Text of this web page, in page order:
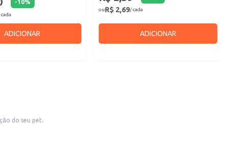
-10%
ADICIONAR
ouR$ 2,69/ cada
ADICIONAR
do seu pet.